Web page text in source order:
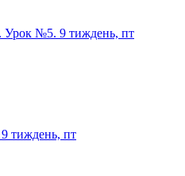
Урок №5. 9 тиждень, пт
тиждень, пт